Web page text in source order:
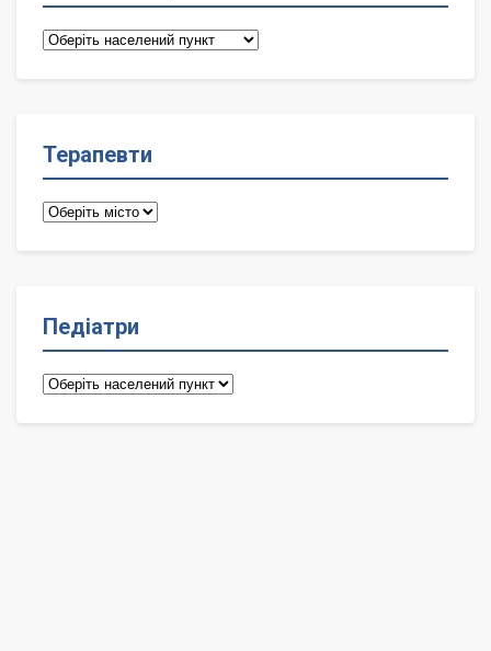
Сімейні
Терапевти
Терапевти
Педіатри
Педіатри